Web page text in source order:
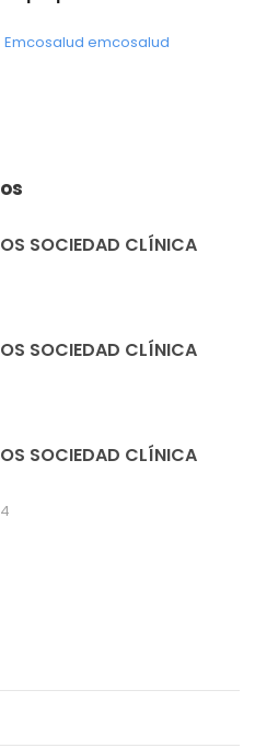
Emcosalud emcosalud
SOCIEDAD CLÍNICA
SOCIEDAD CLÍNICA
SOCIEDAD CLÍNICA